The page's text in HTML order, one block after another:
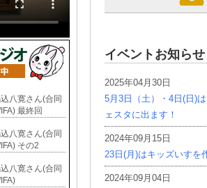
イベントお知らせ
2025年04月30日
5月3日（土）・4日(日)
ェスタに出ます！
2024年09月15日
23日(月)はキッズいすを
2024年09月04日
八寛さん(合同
最終回
八寛さん(合同
その2
八寛さん(合同